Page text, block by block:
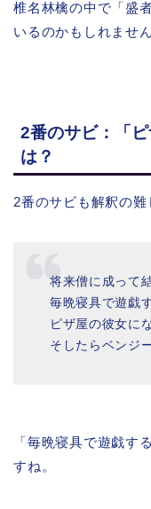
椎名林檎の中で「盛
いるのかもしれません
2番のサビ：「
は？
2番のサビも解釈の難
将来僧に成って
毎晩寝具で遊戯
ピザ屋の彼女に
そしたらベンジ
「毎晩寝具で遊戯す
すね。